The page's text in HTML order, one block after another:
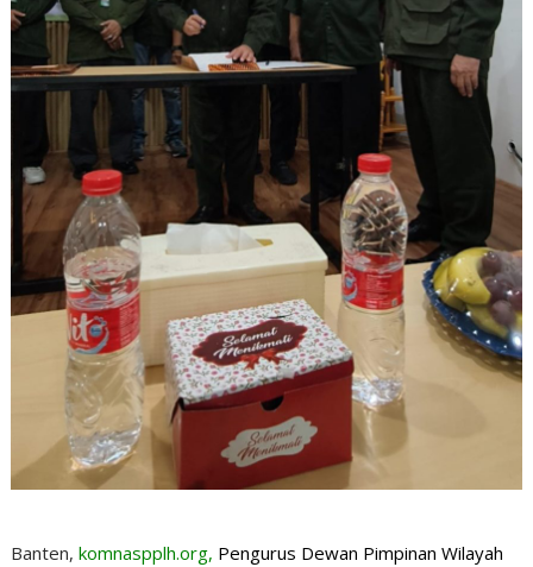
Banten,komnaspplh.org, Pengurus Dewan Pimpinan Wilayah